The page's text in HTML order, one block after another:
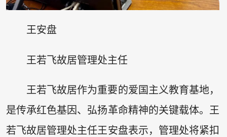
王安盘
王若飞故居管理处主任
王若飞故居作为重要的爱国主义教育基地，
是传承红色基因、弘扬革命精神的关键载体。王
若飞故居管理处主任王安盘表示，管理处将紧扣